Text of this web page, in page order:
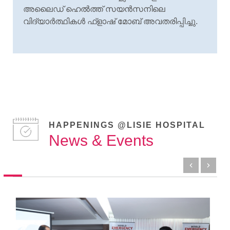
അലൈഡ് ഹെല്‍ത്ത് സയന്‍സനിലെ
വിദ്യാര്‍ത്ഥികള്‍ ഫ്‌ളാഷ് മോബ് അവതരിപ്പിച്ചു.
HAPPENINGS @LISIE HOSPITAL
News & Events